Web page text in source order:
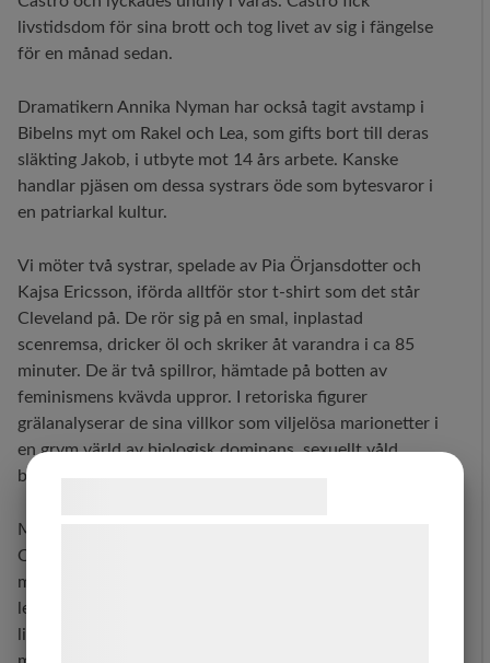
livstidsdom för sina brott och tog livet av sig i fängelse
för en månad sedan.
Dramatikern Annika Nyman har också tagit avstamp i
Bibelns myt om Rakel och Lea, som gifts bort till deras
släkting Jakob, i utbyte mot 14 års arbete. Kanske
handlar pjäsen om dessa systrars öde som bytesvaror i
en patriarkal kultur.
Vi möter två systrar, spelade av Pia Örjansdotter och
Kajsa Ericsson, iförda alltför stor t-shirt som det står
Cleveland på. De rör sig på en smal, inplastad
scenremsa, dricker öl och skriker åt varandra i ca 85
minuter. De är två spillror, hämtade på botten av
feminismens kvävda uppror. I retoriska figurer
grälanalyserar de sina villkor som viljelösa marionetter i
en grym värld av biologisk dominans, sexuellt våld,
barnalstrande och könsdeterminerat slaveri.
Med jämna mellanrum bultar och mullrar Christine
Owmans suggestiva ljudinstallation och elektroniska
musik, som gärna hade fått ligga kvar hela tiden. De
lever i ett utdraget Stockholmssyndrom, där den enda
livsluft som erbjuds är att prestera bra sex till